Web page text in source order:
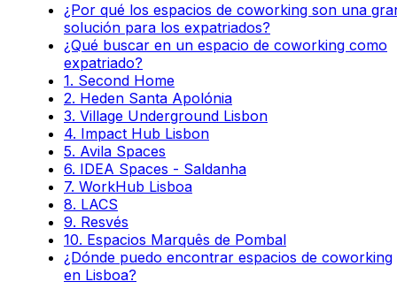
¿Por qué los espacios de coworking son una
solución para los expatriados?
¿Qué buscar en un espacio de coworking como
expatriado?
1. Second Home
2. Heden Santa Apolónia
3. Village Underground Lisbon
4. Impact Hub Lisbon
5. Avila Spaces
6. IDEA Spaces - Saldanha
7. WorkHub Lisboa
8. LACS
9. Resvés
10. Espacios Marquês de Pombal
¿Dónde puedo encontrar espacios de coworking
en Lisboa?